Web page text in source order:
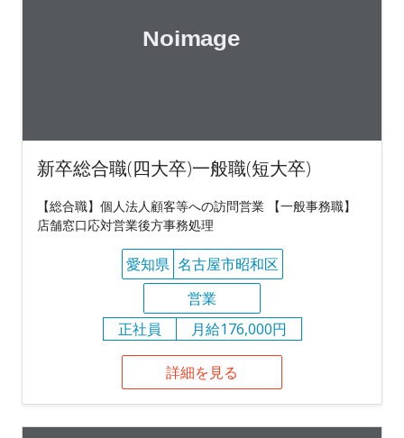
新卒総合職(四大卒)一般職(短大卒)
【総合職】個人法人顧客等への訪問営業 【一般事務職】
店舗窓口応対営業後方事務処理
愛知県 名古屋市昭和区
営業
正社員
月給176,000円
詳細を見る